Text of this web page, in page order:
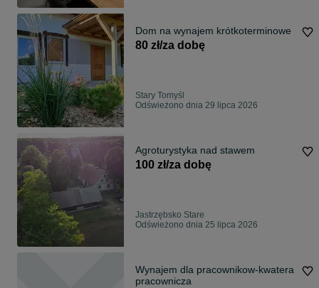
Dom na wynajem krótkoterminowe
80 zł/za dobę
Stary Tomyśl
Odświeżono dnia 29 lipca 2026
Agroturystyka nad stawem
100 zł/za dobę
Jastrzębsko Stare
Odświeżono dnia 25 lipca 2026
Wynajem dla pracownikow-kwatera
pracownicza